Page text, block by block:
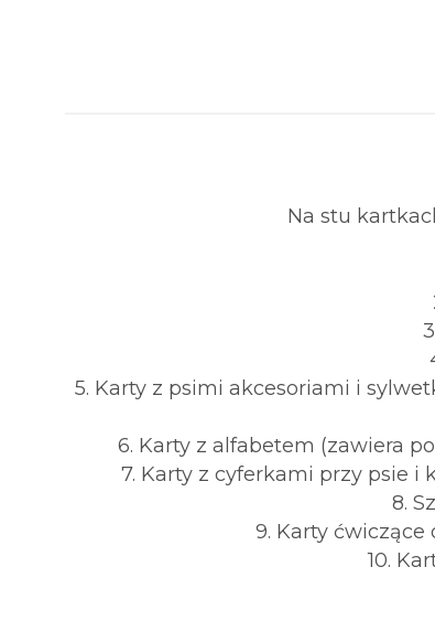
Na stu
5. Karty z psimi akcesoriami i
6. Karty z alfabetem (zawiera
7. Karty z cyferkami przy psie i
8.
9. Karty ćwiczące
10.